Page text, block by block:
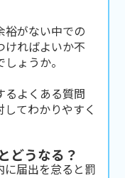
裕がない中での
ければよいか不
ょうか。
るよくある質問
てわかりやすく
どうなる？
届出を怠ると罰